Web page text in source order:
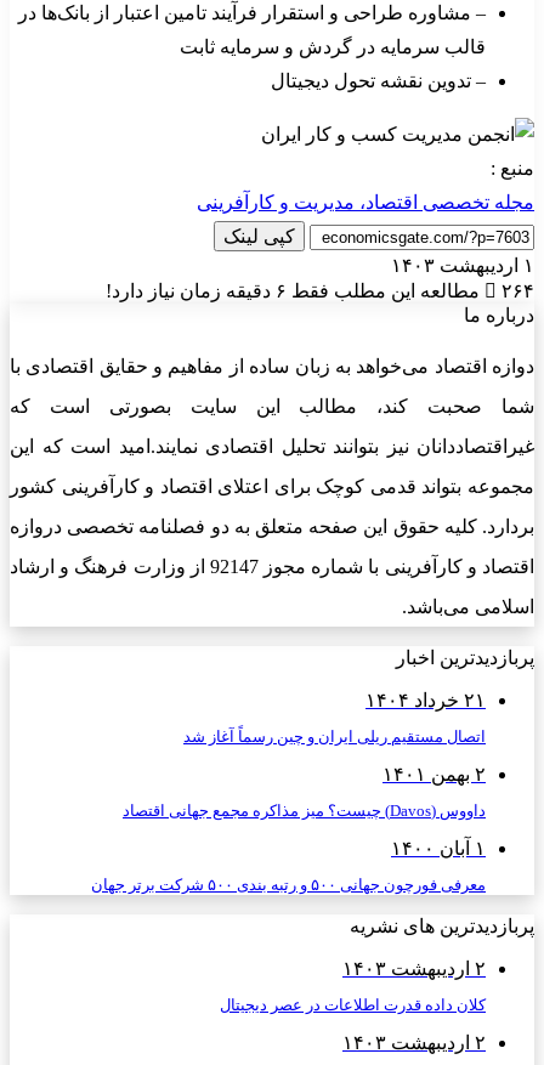
– مشاوره طراحی و استقرار فرآیند تامین اعتبار از بانک‌ها در
قالب سرمایه در گردش و سرمایه ثابت
– تدوین نقشه تحول دیجیتال
منبع :
مجله تخصصی اقتصاد، مدیریت و کارآفرینی
کپی لینک
۱ اردیبهشت ۱۴۰۳
۲۶۴
مطالعه این مطلب فقط ۶ دقیقه زمان نیاز دارد!
درباره ما
دوازه اقتصاد می‌خواهد به زبان ساده از مفاهیم و حقایق اقتصادی با
شما صحبت کند، مطالب این سایت بصورتی است که
غیراقتصاددانان نیز بتوانند تحلیل اقتصادی نمایند.امید است که این
مجموعه بتواند قدمی کوچک برای اعتلای اقتصاد و کارآفرینی کشور
بردارد. کلیه حقوق این صفحه متعلق به دو فصلنامه تخصصی دروازه
اقتصاد و کارآفرینی با شماره مجوز 92147 از وزارت فرهنگ و ارشاد
اسلامی می‌باشد.
پربازدیدترین اخبار
۲۱ خرداد ۱۴۰۴
اتصال مستقیم ریلی ایران و چین رسماً آغاز شد
۲ بهمن ۱۴۰۱
داووس (Davos) چیست؟ میز مذاکره مجمع جهانی اقتصاد
۱ آبان ۱۴۰۰
معرفی فورچون جهانی ۵۰۰ و رتبه بندی ۵۰۰ شرکت برتر جهان
پربازدیدترین های نشریه
۲ اردیبهشت ۱۴۰۳
کلان داده قدرت اطلاعات در عصر دیجیتال
۲ اردیبهشت ۱۴۰۳